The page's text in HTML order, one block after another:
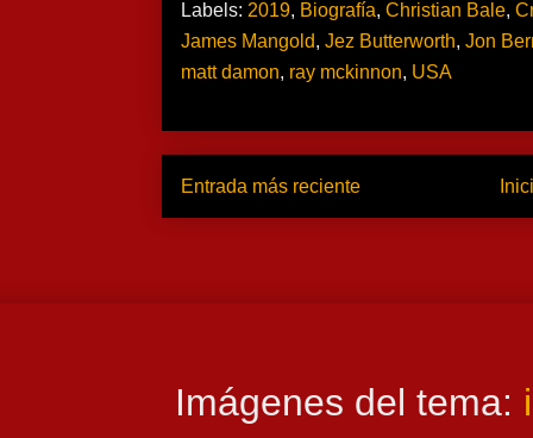
Labels: 2019, Biografía, Christian Bale,
James Mangold, Jez Butterworth, Jon
matt damon, ray mckinnon, USA
Entrada más reciente
Imágenes del tema: